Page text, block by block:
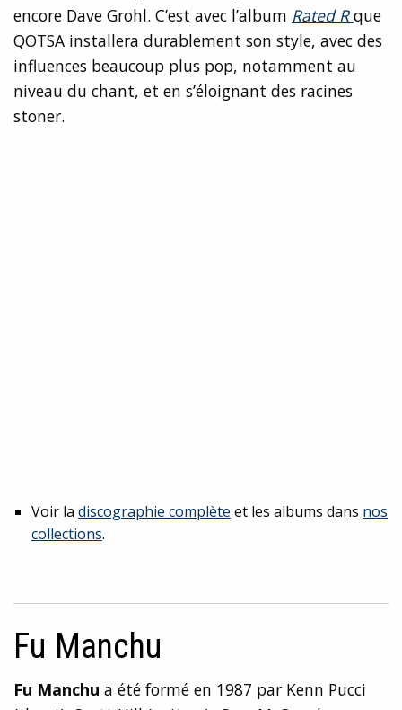
encore Dave Grohl. C’est avec l’album Rated Rque
QOTSA installera durablement son style, avec des
influences beaucoup plus pop, notamment au
niveau du chant, et en s’éloignant des racines
stoner.
Voir la discographie complète et les albums dans nos
collections.
Fu Manchu
Fu Manchu a été formé en 1987 par Kenn Pucci